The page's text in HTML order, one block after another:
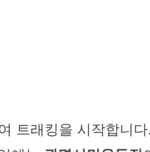
트래킹을 시작합니